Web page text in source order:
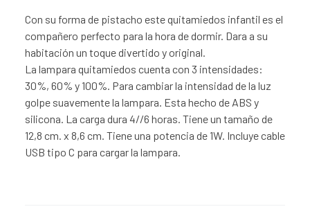
Con su forma de pistacho este quitamiedos infantil es el
compañero perfecto para la hora de dormir. Dara a su
habitación un toque divertido y original.
La lampara quitamiedos cuenta con 3 intensidades:
30%, 60% y 100%. Para cambiar la intensidad de la luz
golpe suavemente la lampara. Esta hecho de ABS y
silicona. La carga dura 4//6 horas. Tiene un tamaño de
12,8 cm. x 8,6 cm. Tiene una potencia de 1W. Incluye cable
USB tipo C para cargar la lampara.